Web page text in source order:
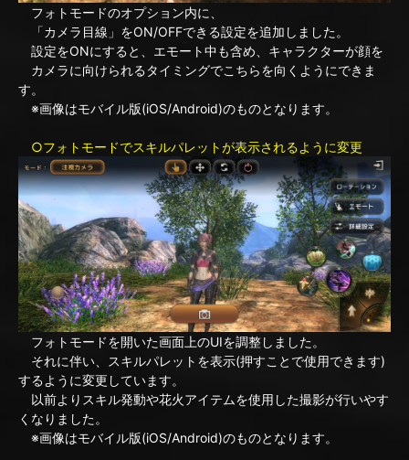
フォトモードのオプション内に、
「カメラ目線」をON/OFFできる設定を追加しました。
設定をONにすると、エモート中も含め、キャラクターが顔を
カメラに向けられるタイミングでこちらを向くようにできま
す。
※画像はモバイル版(iOS/Android)のものとなります。
○フォトモードでスキルパレットが表示されるように変更
フォトモードを開いた画面上のUIを調整しました。
それに伴い、スキルパレットを表示(押すことで使用できます)
するように変更しています。
以前よりスキル発動や花火アイテムを使用した撮影が行いやす
くなりました。
※画像はモバイル版(iOS/Android)のものとなります。